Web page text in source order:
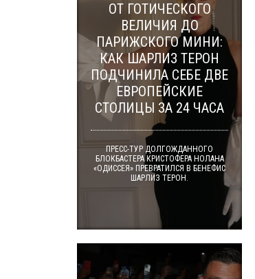
ОТ ГОТИЧЕСКОГО
ВЕЛИЧИЯ ДО
ПАРИЖСКОГО МИНИ:
КАК ШАРЛИЗ ТЕРОН
ПОДЧИНИЛА СЕБЕ ДВЕ
ЕВРОПЕЙСКИЕ
СТОЛИЦЫ ЗА 24 ЧАСА
ПРЕСС-ТУР ДОЛГОЖДАННОГО
БЛОКБАСТЕРА КРИСТОФЕРА НОЛАНА
«ОДИССЕЯ» ПРЕВРАТИЛСЯ В БЕНЕФИС
ШАРЛИЗ ТЕРОН.